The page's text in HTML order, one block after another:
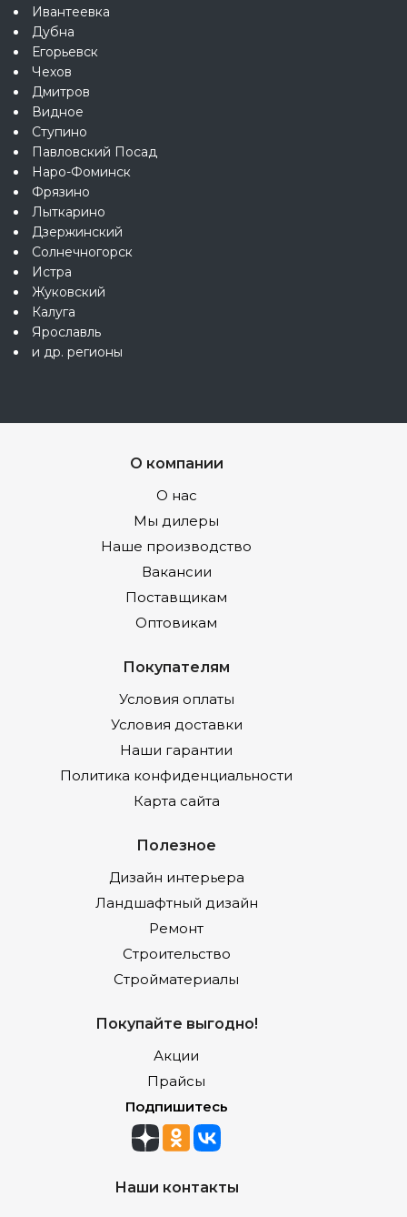
Ивантеевка
Дубна
Егорьевск
Чехов
Дмитров
Видное
Ступино
Павловский Посад
Наро-Фоминск
Фрязино
Лыткарино
Дзержинский
Солнечногорск
Истра
Жуковский
Калуга
Ярославль
и др. регионы
О компании
О нас
Мы дилеры
Наше производство
Вакансии
Поставщикам
Оптовикам
Покупателям
Условия оплаты
Условия доставки
Наши гарантии
Политика конфиденциальности
Карта сайта
Полезное
Дизайн интерьера
Ландшафтный дизайн
Ремонт
Строительство
Стройматериалы
Покупайте выгодно!
Акции
Прайсы
Подпишитесь
Наши контакты